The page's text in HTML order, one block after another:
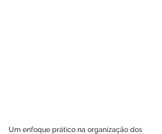
Um enfoque prático na organização dos